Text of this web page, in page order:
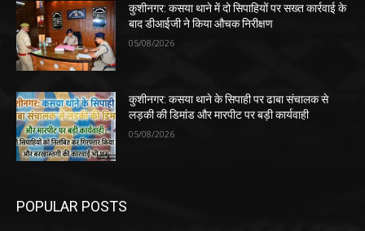
कुशीनगर: कसया थाने में दो सिपाहियों पर सख्त कार्रवाई के
बाद डीआईजी ने किया औचक निरीक्षण
05/08/2026
कुशीनगर: कसया थाने के सिपाही पर ढाबा संचालक से
लड़की की डिमांड और मारपीट पर बड़ी कार्यवाही
05/08/2026
POPULAR POSTS